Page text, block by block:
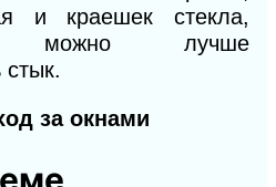
и краешек стекла,
можно лучше
стык.
за окнами